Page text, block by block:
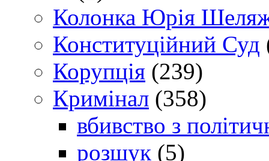
Колонка Юрія
Конституційний Суд
Корупція (239)
Кримінал (358)
вбивство з
розшук (5)